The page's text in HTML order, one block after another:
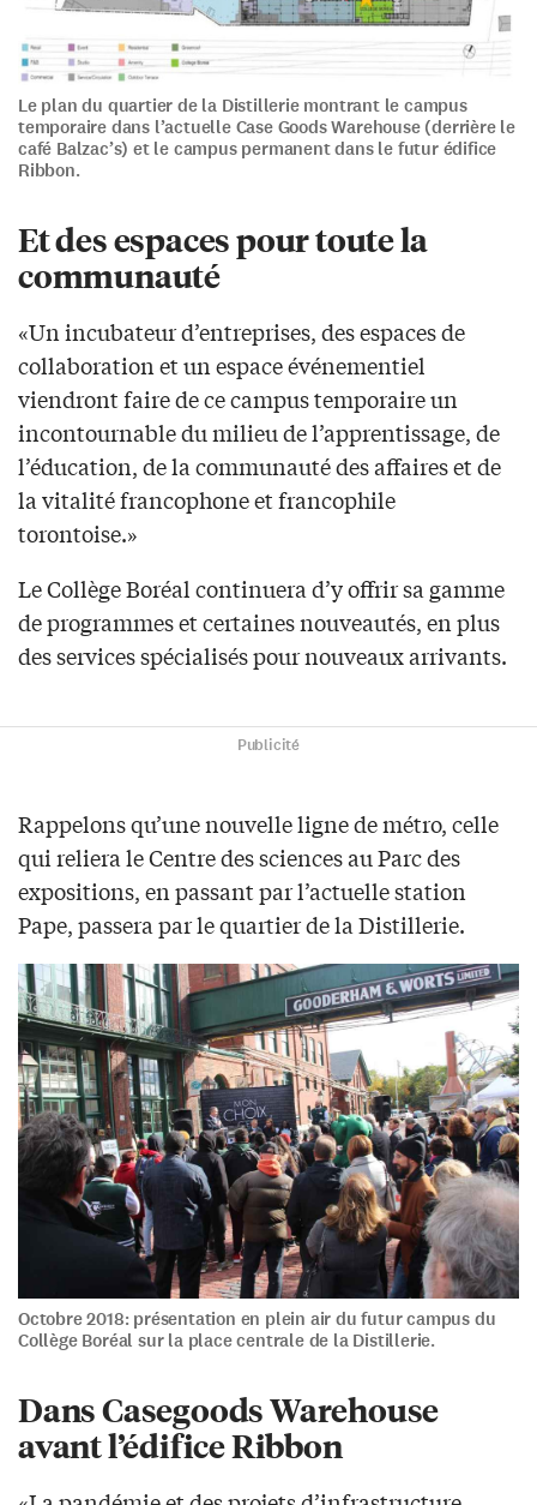
Le plan du quartier de la Distillerie montrant le campus
temporaire dans l’actuelle Case Goods Warehouse (derrière le
café Balzac’s) et le campus permanent dans le futur édifice
Ribbon.
Et des espaces pour toute la
communauté
«Un incubateur d’entreprises, des espaces de
collaboration et un espace événementiel
viendront faire de ce campus temporaire un
incontournable du milieu de l’apprentissage, de
l’éducation, de la communauté des affaires et de
la vitalité francophone et francophile
torontoise.»
Le Collège Boréal continuera d’y offrir sa gamme
de programmes et certaines nouveautés, en plus
des services spécialisés pour nouveaux arrivants.
Publicité
Rappelons qu’une nouvelle ligne de métro, celle
qui reliera le Centre des sciences au Parc des
expositions, en passant par l’actuelle station
Pape, passera par le quartier de la Distillerie.
Octobre 2018: présentation en plein air du futur campus du
Collège Boréal sur la place centrale de la Distillerie.
Dans Casegoods Warehouse
avant l’édifice Ribbon